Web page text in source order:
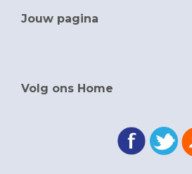
Jouw pagina
Volg ons Home